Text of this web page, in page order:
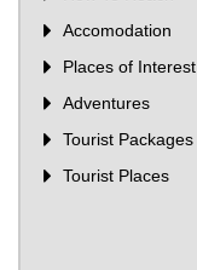
Accomodation
Places of Interest
Adventures
Tourist Packages
Tourist Places